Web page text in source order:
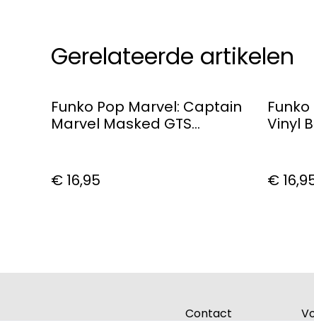
Gerelateerde artikelen
Funko Pop Marvel: Captain
Marvel Masked GTS
€ 16,95
Vinyl
€
Contact